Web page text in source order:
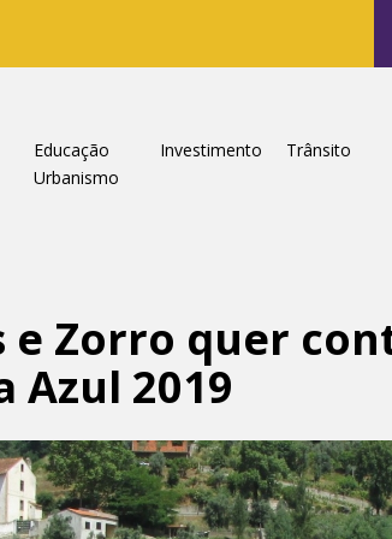
Educação Investimento
Trânsito
Urbanismo
e Zorro quer
Azul 2019